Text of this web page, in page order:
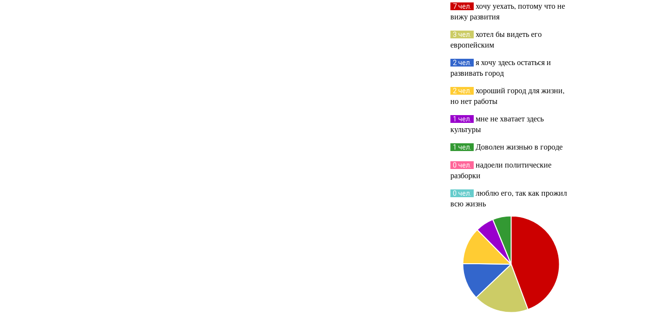
7 чел.
хочу уехать, потому что не
вижу развития
3 чел.
хотел бы видеть его
европейским
2 чел.
я хочу здесь остаться и
развивать город
2 чел.
хороший город для жизни,
но нет работы
1 чел.
мне не хватает здесь
культуры
1 чел. Доволен жизнью в городе
0 чел.
надоели политические
разборки
0 чел.
люблю его, так как прожил
всю жизнь